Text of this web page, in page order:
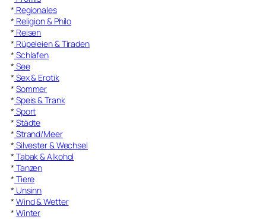
* Regionales
* Religion & Philo
* Reisen
* Rüpeleien & Tiraden
* Schlafen
* See
* Sex & Erotik
* Sommer
* Speis & Trank
* Sport
* Städte
* Strand/Meer
* Silvester & Wechsel
* Tabak & Alkohol
* Tanzen
* Tiere
* Unsinn
* Wind & Wetter
* Winter